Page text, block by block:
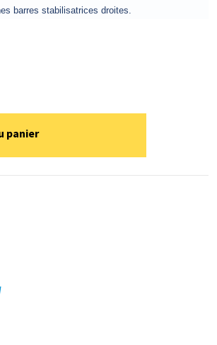
barres stabilisatrices droites.
panier